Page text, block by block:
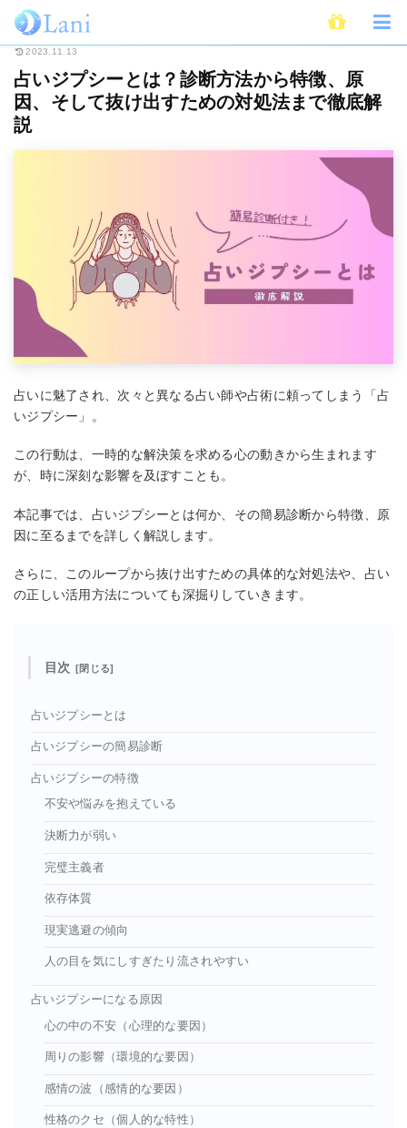
ホーム 占い 占いジプシーとは？診断方法から特徴、原因、そして抜け出
2023.11.13
占いジプシーとは？診断方法から特徴、原
因、そして抜け出すための対処法まで徹底解
説
占いに魅了され、次々と異なる占い師や占術に頼ってしまう「占
いジプシー」。
この行動は、一時的な解決策を求める心の動きから生まれます
が、時に深刻な影響を及ぼすことも。
本記事では、占いジプシーとは何か、その簡易診断から特徴、原
因に至るまでを詳しく解説します。
さらに、このループから抜け出すための具体的な対処法や、占い
の正しい活用方法についても深掘りしていきます。
目次
占いジプシーとは
占いジプシーの簡易診断
占いジプシーの特徴
不安や悩みを抱えている
決断力が弱い
完璧主義者
依存体質
現実逃避の傾向
人の目を気にしすぎたり流されやすい
占いジプシーになる原因
心の中の不安（心理的な要因）
周りの影響（環境的な要因）
感情の波（感情的な要因）
性格のクセ（個人的な特性）